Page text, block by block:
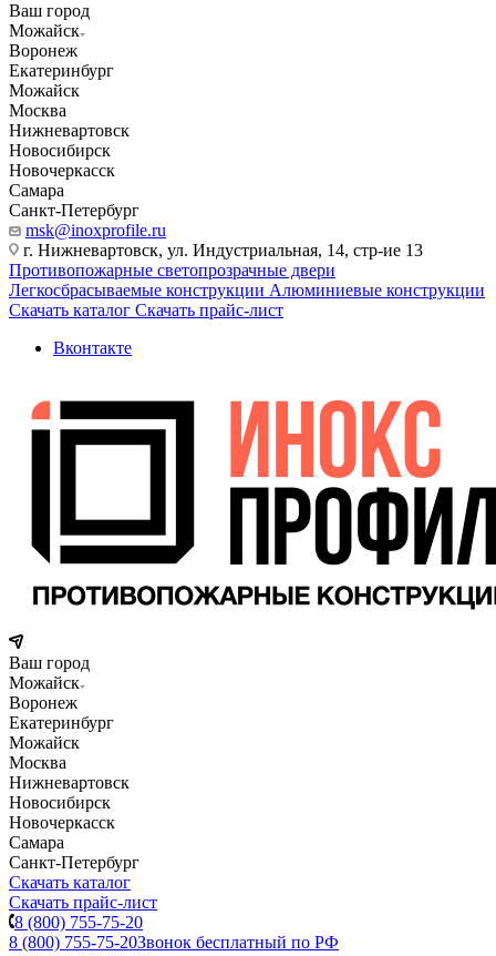
Ваш город
Можайск
Воронеж
Екатеринбург
Можайск
Москва
Нижневартовск
Новосибирск
Новочеркасск
Самара
Санкт-Петербург
msk@inoxprofile.ru
г. Нижневартовск, ул. Индустриальная, 14, стр-ие 13
Противопожарные светопрозрачные двери
Легкосбрасываемые конструкции Алюминиевые конструкции
Скачать каталог Скачать прайс-лист
Вконтакте
Ваш город
Можайск
Воронеж
Екатеринбург
Можайск
Москва
Нижневартовск
Новосибирск
Новочеркасск
Самара
Санкт-Петербург
Скачать каталог
Скачать прайс-лист
8 (800) 755-75-20
8 (800) 755-75-20Звонок бесплатный по РФ